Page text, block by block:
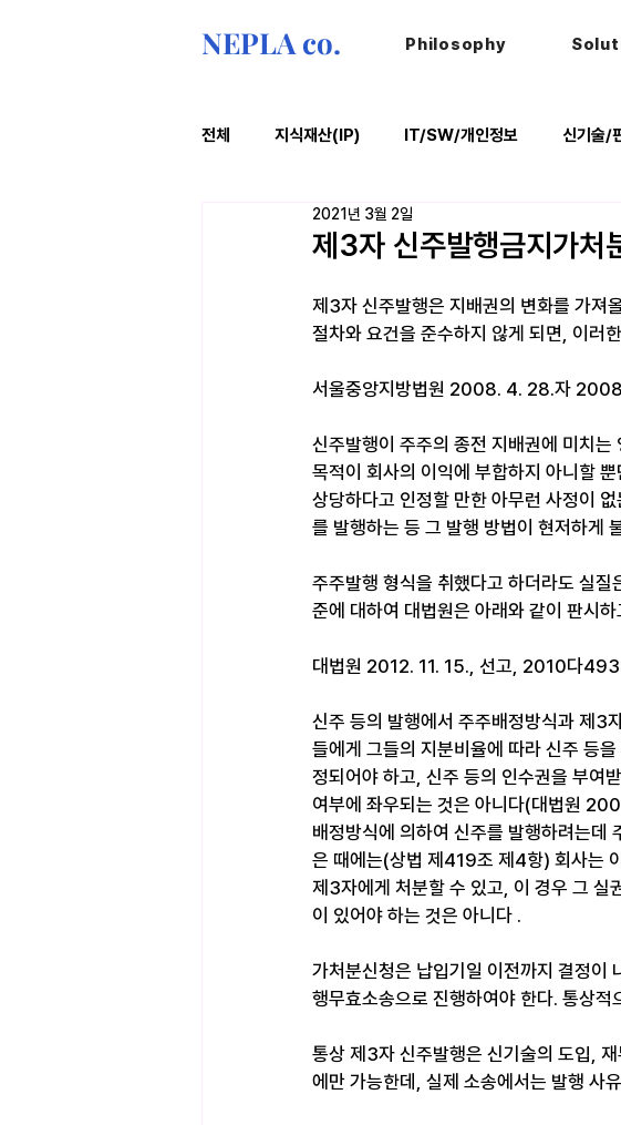
NEPLA co. Philosophy
전체 지식재산(IP) IT/SW/개인정보 신기술/
법률레터
제3자 신주발행금지가처
2021년 3월 2일
제3자 신주발행은 지배권의 변화를 가져
절차와 요건을 준수하지 않게 되면, 이러
서울중앙지방법원 2008. 4. 28.자
신주발행이 주주의 종전 지배권에 미치
목적이 회사의 이익에 부합하지 아니할
상당하다고 인정할 만한 아무런 사정이
를 발행하는 등 그 발행 방법이 현저하게
주주발행 형식을 취했다고 하더라도 실
준에 대하여 대법원은 아래와 같이 판시하
대법원 2012. 11. 15., 선고, 2010다
신주 등의 발행에서 주주배정방식과 제3
들에게 그들의 지분비율에 따라 신주 등
정되어야 하고, 신주 등의 인수권을 부여
여부에 좌우되는 것은 아니다(대법원
배정방식에 의하여 신주를 발행하려는데
은 때에는(상법 제419조 제4항) 회사는
제3자에게 처분할 수 있고, 이 경우 그 실
이 있어야 하는 것은 아니다 .
가처분신청은 납입기일 이전까지 결정이
행무효소송으로 진행하여야 한다. 통상적
통상 제3자 신주발행은 신기술의 도입,
에만 가능한데, 실제 소송에서는 발행 사